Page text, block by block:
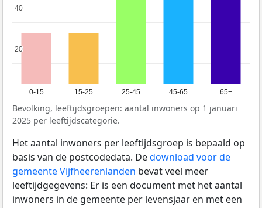
0-15 15-25 25-45 45-65 65+
20
20
40
40
Bevolking, leeftijdsgroepen: aantal inwoners op 1 januari
2025 per leeftijdscategorie.
Het aantal inwoners per leeftijdsgroep is bepaald op
basis van de postcodedata. Dedownload voor de
gemeente Vijfheerenlanden bevat veel meer
leeftijdgegevens: Er is een document met het aantal
inwoners in de gemeente per levensjaar en met een